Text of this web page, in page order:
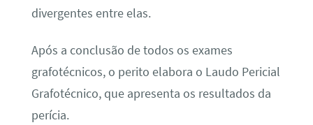
divergentes entre elas.
Após a conclusão de todos os exames
grafotécnicos, o perito elabora o Laudo Pericial
Grafotécnico, que apresenta os resultados da
perícia.